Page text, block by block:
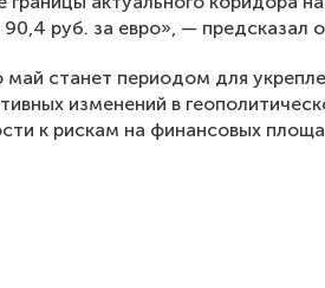
руб. за евро», — предсказал
май станет периодом для
изменений в
к рискам на финансовых